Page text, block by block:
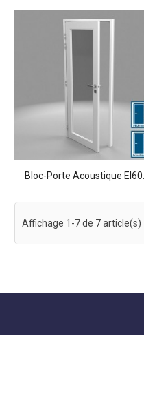
Bloc-Porte Acoustique EI60...
Affichage 1-7 de 7 article(s)